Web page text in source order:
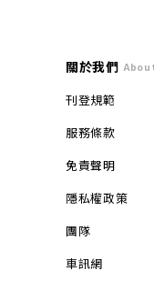
關於我們
刊登規範
服務條款
免責聲明
隱私權政策
團隊
車訊網